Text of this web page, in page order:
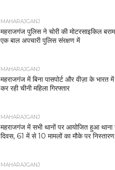
MAHARAJGANJ
महराजगंज पुलिस ने चोरी की मोटरसाइकिल
एक बाल अपचारी पुलिस संरक्षण में
MAHARAJGANJ
महराजगंज में बिना पासपोर्ट और वीज़ा के भारत
कर रही चीनी महिला गिरफ्तार
MAHARAJGANJ
महराजगंज में सभी थानों पर आयोजित हुआ थाना
दिवस, 61 में से 10 मामलों का मौके पर निस्तारण
MAHARAJGANJ